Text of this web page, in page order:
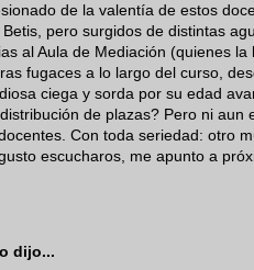
de la valentía de estos
pero surgidos de distintas
al Aula de Mediación (quienes
fugaces a lo largo del curso,
ciega y sorda por su edad
de plazas? Pero ni
Con toda seriedad: otro
escucharos, me apunto a
dijo...